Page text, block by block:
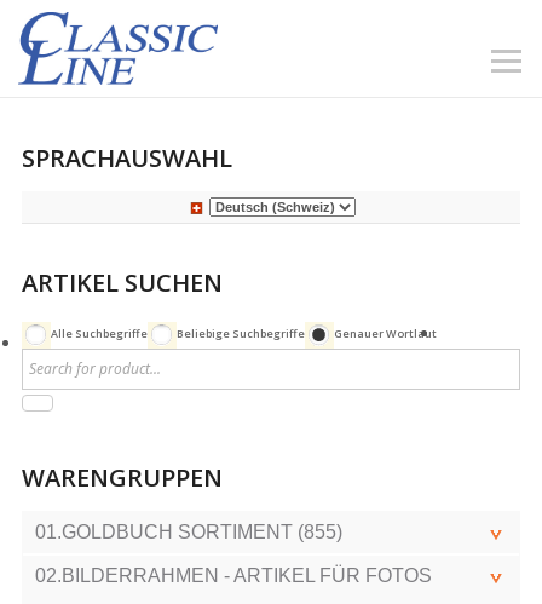
SPRACHAUSWAHL
ARTIKEL SUCHEN
Alle Suchbegriffe Beliebige Suchbegriffe Genauer Wortlaut
WARENGRUPPEN
01.GOLDBUCH SORTIMENT (855)
02.BILDERRAHMEN - ARTIKEL FÜR FOTOS